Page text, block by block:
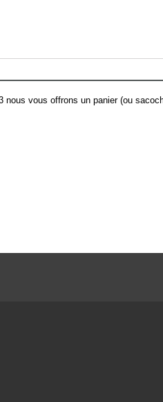
vous offrons un panier (ou